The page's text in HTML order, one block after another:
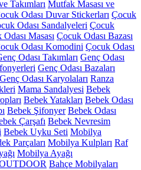
Takımları Mutfak Masası ve
Odası Duvar Stickerları Çocuk
Odası Sandalyeleri Çocuk
Masası Çocuk Odası Bazası
Odası Komodini Çocuk Odası
Odası Takımları Genç Odası
Genç Odası Bazaları
Genç Odası Karyolaları Ranza
Mama Sandalyesi Bebek
Bebek Yatakları Bebek Odası
Bebek Şifonyer Bebek Odası
Çarşafı Bebek Nevresim
Bebek Uyku Seti Mobilya
Parçaları Mobilya Kulpları Raf
Mobilya Ayağı
Bahçe Mobilyaları